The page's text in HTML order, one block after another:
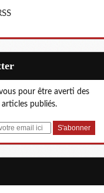
pour être averti des
publiés.